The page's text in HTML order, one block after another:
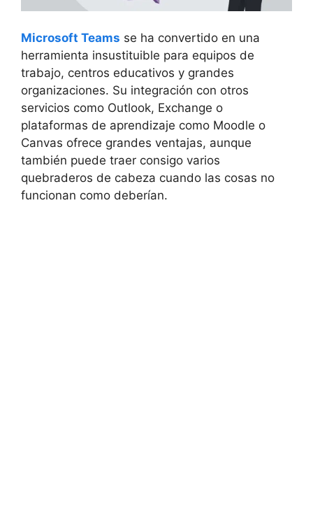
Microsoft Teams se ha convertido en una
herramienta insustituible para equipos de
trabajo, centros educativos y grandes
organizaciones. Su integración con otros
servicios como Outlook, Exchange o
plataformas de aprendizaje como Moodle o
Canvas ofrece grandes ventajas, aunque
también puede traer consigo varios
quebraderos de cabeza cuando las cosas no
funcionan como deberían.